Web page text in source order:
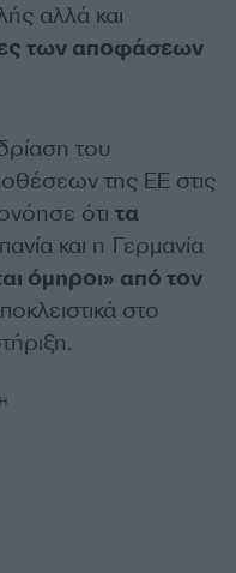
αλλά και
των αποφάσεων
του
της ΕΕ στις
ότι τα
και η Γερμανία
όμηροι» από τον
στο